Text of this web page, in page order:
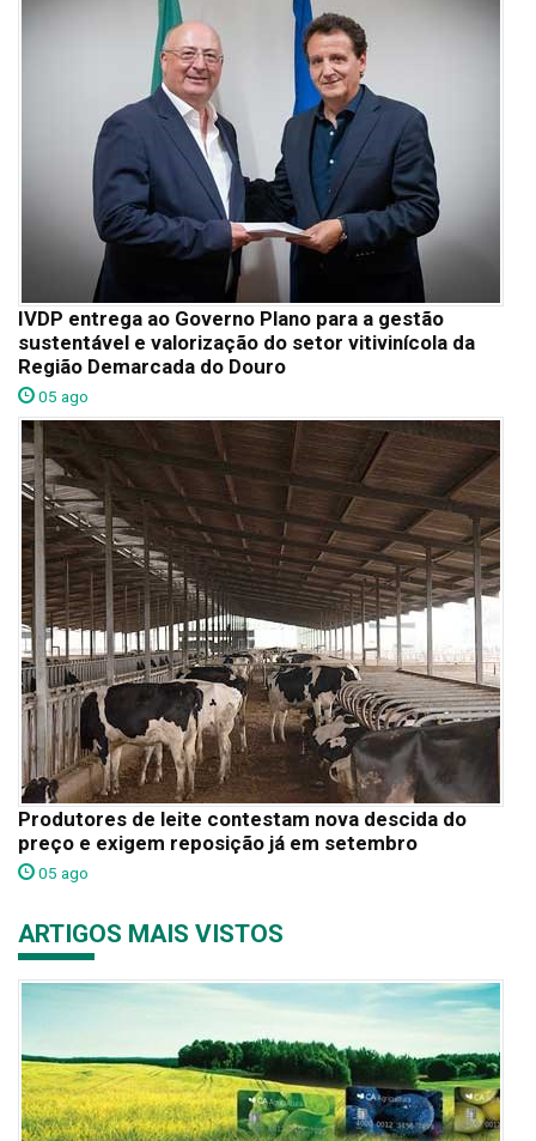
IVDP entrega ao Governo Plano para a gestão
sustentável e valorização do setor vitivinícola da
Região Demarcada do Douro
05 ago
Produtores de leite contestam nova descida do
preço e exigem reposição já em setembro
05 ago
ARTIGOS MAIS VISTOS